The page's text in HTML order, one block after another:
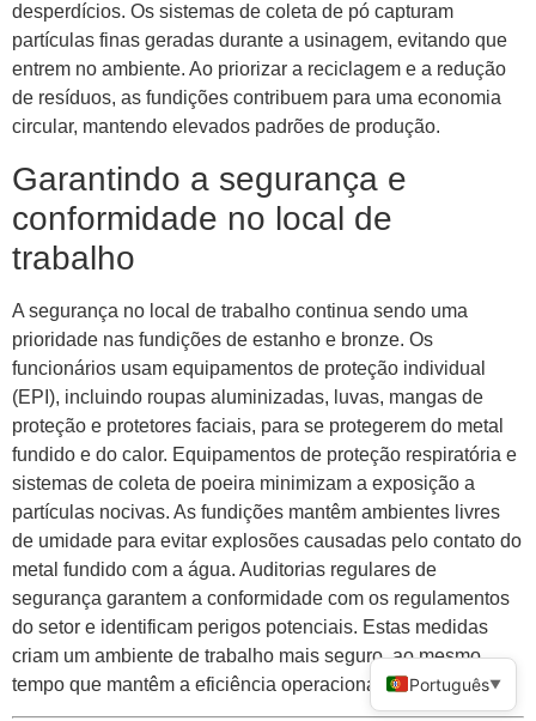
desperdícios. Os sistemas de coleta de pó capturam
partículas finas geradas durante a usinagem, evitando que
entrem no ambiente. Ao priorizar a reciclagem e a redução
de resíduos, as fundições contribuem para uma economia
circular, mantendo elevados padrões de produção.
Garantindo a segurança e
conformidade no local de
trabalho
A segurança no local de trabalho continua sendo uma
prioridade nas fundições de estanho e bronze. Os
funcionários usam equipamentos de proteção individual
(EPI), incluindo roupas aluminizadas, luvas, mangas de
proteção e protetores faciais, para se protegerem do metal
fundido e do calor. Equipamentos de proteção respiratória e
sistemas de coleta de poeira minimizam a exposição a
partículas nocivas. As fundições mantêm ambientes livres
de umidade para evitar explosões causadas pelo contato do
metal fundido com a água. Auditorias regulares de
segurança garantem a conformidade com os regulamentos
do setor e identificam perigos potenciais. Estas medidas
criam um ambiente de trabalho mais seguro, ao mesmo
tempo que mantêm a eficiência operacional.
Português▼